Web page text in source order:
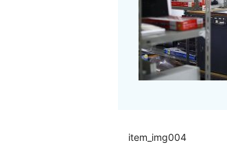
item_img004